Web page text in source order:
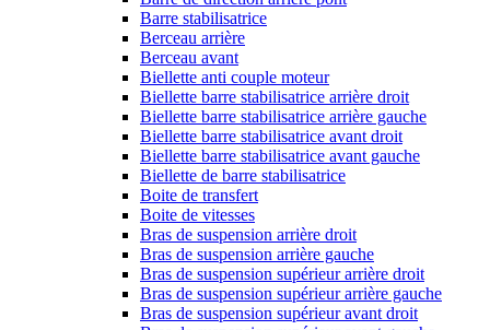
Barre stabilisatrice
Berceau arrière
Berceau avant
Biellette anti couple moteur
Biellette barre stabilisatrice arrière droit
Biellette barre stabilisatrice arrière gauche
Biellette barre stabilisatrice avant droit
Biellette barre stabilisatrice avant gauche
Biellette de barre stabilisatrice
Boite de transfert
Boite de vitesses
Bras de suspension arrière droit
Bras de suspension arrière gauche
Bras de suspension supérieur arrière droit
Bras de suspension supérieur arrière gauche
Bras de suspension supérieur avant droit